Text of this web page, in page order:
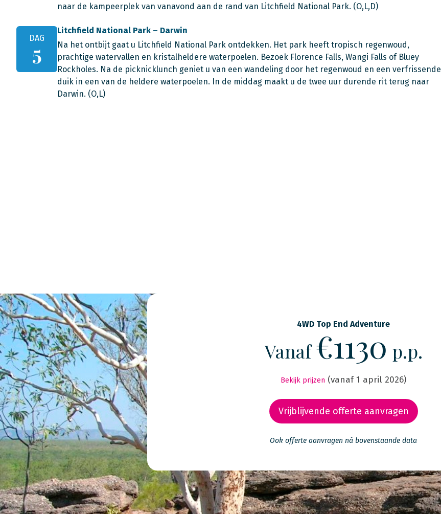
naar de kampeerplek van vanavond aan de rand van Litchfield National Park. (O,L,D)
DAG
5
Litchfield National Park – Darwin
Na het ontbijt gaat u Litchfield National Park ontdekken. Het park heeft tropisch regenwoud,
prachtige watervallen en kristalheldere waterpoelen. Bezoek Florence Falls, Wangi Falls of Bluey
Rockholes. Na de picknicklunch geniet u van een wandeling door het regenwoud en een verfrissende
duik in een van de heldere waterpoelen. In de middag maakt u de twee uur durende rit terug naar
Darwin. (O,L)
4WD Top End Adventure
Vanaf€1130 p.p.
Bekijk prijzen (vanaf 1 april 2026)
Vrijblijvende offerte aanvragen
Ook offerte aanvragen ná bovenstaande data